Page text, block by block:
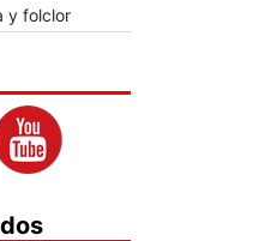
y folclor